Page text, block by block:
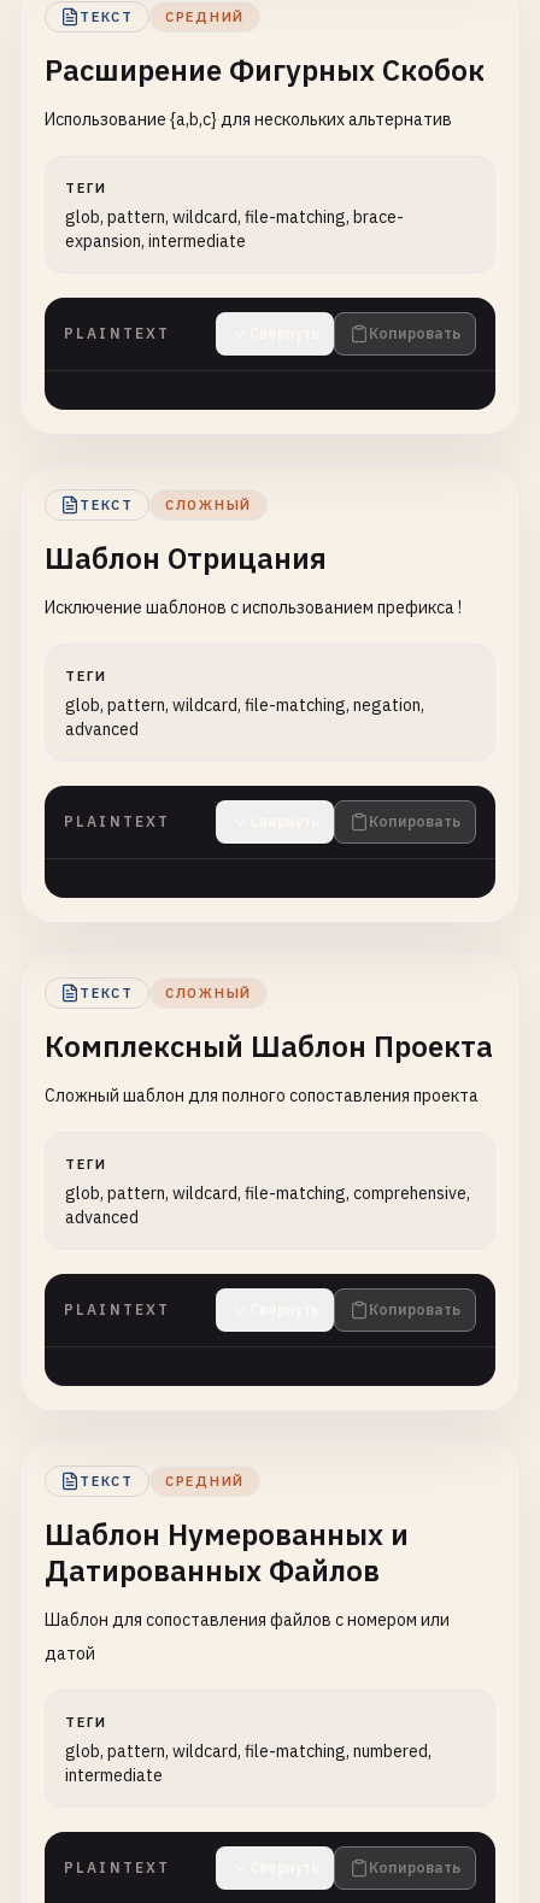
ТЕКСТ СРЕДНИЙ
Расширение Фигурных Скобок
Использование {a,b,c} для нескольких альтернатив
ТЕГИ
glob, pattern, wildcard, file-matching, brace-
expansion, intermediate
PLAINTEXT Копировать
ТЕКСТ СЛОЖНЫЙ
Шаблон Отрицания
Исключение шаблонов с использованием префикса !
ТЕГИ
glob, pattern, wildcard, file-matching, negation,
advanced
PLAINTEXT Копировать
ТЕКСТ СЛОЖНЫЙ
Комплексный Шаблон Проекта
Сложный шаблон для полного сопоставления проекта
ТЕГИ
glob, pattern, wildcard, file-matching, comprehensive,
advanced
PLAINTEXT Копировать
ТЕКСТ СРЕДНИЙ
Шаблон Нумерованных и
Датированных Файлов
Шаблон для сопоставления файлов с номером или
датой
ТЕГИ
glob, pattern, wildcard, file-matching, numbered,
intermediate
PLAINTEXT Копировать